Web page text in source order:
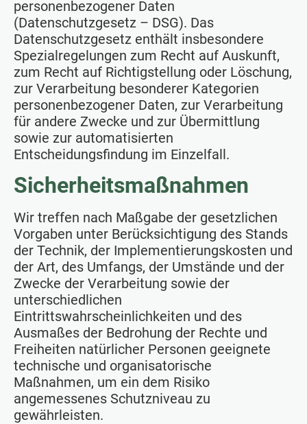
personenbezogener Daten
(Datenschutzgesetz – DSG). Das
Datenschutzgesetz enthält insbesondere
Spezialregelungen zum Recht auf Auskunft,
zum Recht auf Richtigstellung oder Löschung,
zur Verarbeitung besonderer Kategorien
personenbezogener Daten, zur Verarbeitung
für andere Zwecke und zur Übermittlung
sowie zur automatisierten
Entscheidungsfindung im Einzelfall.
Sicherheitsmaßnahmen
Wir treffen nach Maßgabe der gesetzlichen
Vorgaben unter Berücksichtigung des Stands
der Technik, der Implementierungskosten und
der Art, des Umfangs, der Umstände und der
Zwecke der Verarbeitung sowie der
unterschiedlichen
Eintrittswahrscheinlichkeiten und des
Ausmaßes der Bedrohung der Rechte und
Freiheiten natürlicher Personen geeignete
technische und organisatorische
Maßnahmen, um ein dem Risiko
angemessenes Schutzniveau zu
gewährleisten.